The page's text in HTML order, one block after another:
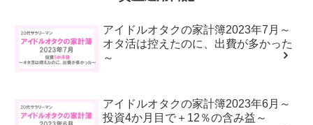
アイドルオタクの家計簿2023年7月～
オタ活は控えたのに、出費が多かった
～
アイドルオタクの家計簿2023年6月～
投資4か月目で＋12％の含み益～